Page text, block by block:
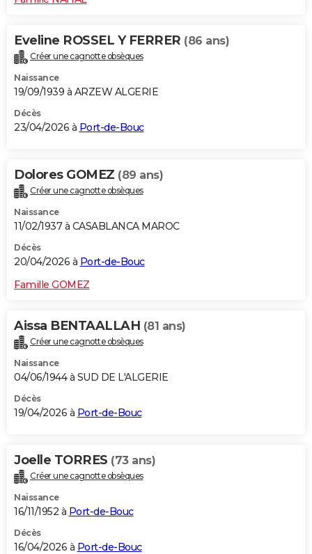
Eveline ROSSEL Y FERRER (86 ans)
Créer une cagnotte obsèques
Naissance
19/09/1939 à ARZEW ALGERIE
Décès
23/04/2026 à Port-de-Bouc
Dolores GOMEZ (89 ans)
Créer une cagnotte obsèques
Naissance
11/02/1937 à CASABLANCA MAROC
Décès
20/04/2026 à Port-de-Bouc
Famille GOMEZ
Aissa BENTAALLAH (81 ans)
Créer une cagnotte obsèques
Naissance
04/06/1944 à SUD DE L'ALGERIE
Décès
19/04/2026 à Port-de-Bouc
Joelle TORRES (73 ans)
Créer une cagnotte obsèques
Naissance
16/11/1952 à Port-de-Bouc
Décès
16/04/2026 à Port-de-Bouc